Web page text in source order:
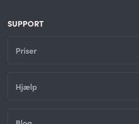
SUPPORT
Priser
Hjælp